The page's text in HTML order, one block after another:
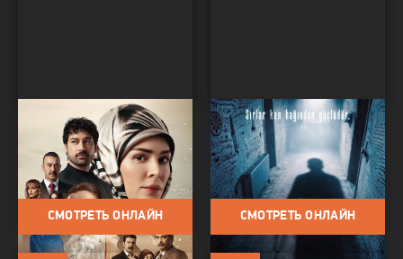
Сериалы / Драма / Биография /
Сериалы 2026
СМОТРЕТЬ ОНЛАЙН
Семья Палу: Темная
спираль
Сериалы / Сериалы 2026 /
Исторический / Биография
СМОТРЕТЬ ОНЛАЙН